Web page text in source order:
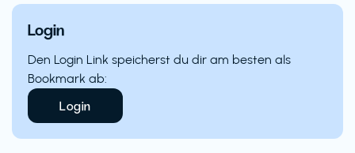
Login
Den Login Link speicherst du dir am besten als
Bookmark ab:
Login